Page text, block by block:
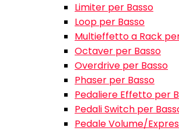
Limiter per Basso
Loop per Basso
Multieffetto a Rack
Octaver per Basso
Overdrive per Basso
Phaser per Basso
Pedaliere Effetto per
Pedali Switch per
Pedale Volume/